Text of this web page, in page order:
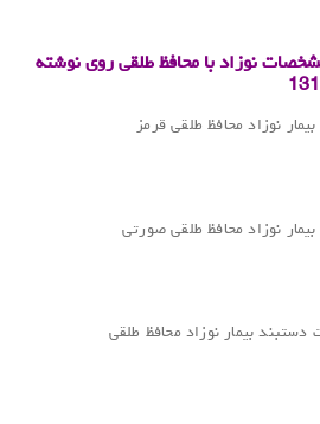
نوزاد با محافظ طلقی روی نوشته